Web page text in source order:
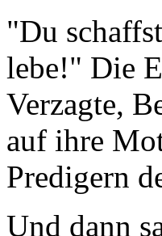
"Du
lebe!" Die
Verzagte,
auf ihre
Predigern
Und dann